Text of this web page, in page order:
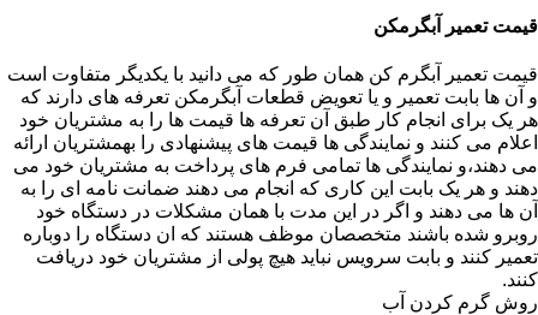
قیمت تعمیر آبگرمکن
قیمت تعمیر آبگرم کن همان طور که می دانید با یکدیگر متفاوت است
و آن ها بابت تعمیر و یا تعویض قطعات آبگرمکن تعرفه های دارند که
هر یک برای انجام کار طبق آن تعرفه ها قیمت ها را به مشتریان خود
اعلام می کنند و نمایندگی ها قیمت های پیشنهادی را بهمشتریان ارائه
می دهند،و نمایندگی ها تمامی فرم های پرداخت به مشتریان خود می
دهند و هر یک بابت این کاری که انجام می دهند ضمانت نامه ای را به
آن ها می دهند و اگر در این مدت با همان مشکلات در دستگاه خود
روبرو شده باشند متخصصان موظف هستند که ان دستگاه را دوباره
تعمیر کنند و بابت سرویس نباید هیچ پولی از مشتریان خود دریافت
کنند.
روش گرم کردن آب